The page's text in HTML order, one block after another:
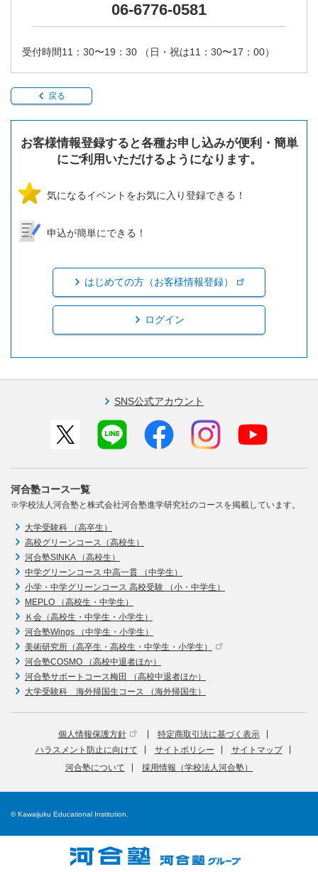
06-6776-0581
受付時間11：30〜19：30 （日・祝は11：30〜17：00）
戻る
お客様情報登録すると各種お申し込みが便利・簡単
にご利用いただけるようになります。
気になるイベントをお気に入り登録できる！
申込が簡単にできる！
はじめての方（お客様情報登録）
ログイン
SNS公式アカウント
河合塾コース一覧
※学校法人河合塾と株式会社河合塾進学研究社のコースを掲載しています。
大学受験科 （高卒生）
高校グリーンコース（高校生）
河合塾SINKA （高校生）
中学グリーンコース 中高一貫 （中学生）
小学・中学グリーンコース 高校受験 （小・中学生）
MEPLO （高校生・中学生）
Ｋ会（高校生・中学生・小学生）
河合塾Wings （中学生・小学生）
美術研究所（高卒生・高校生・中学生・小学生）
河合塾COSMO （高校中退者ほか）
河合塾サポートコース梅田 （高校中退者ほか）
大学受験科 海外帰国生コース （海外帰国生）
個人情報保護方針
特定商取引法に基づく表示
ハラスメント防止に向けて
サイトポリシー
サイトマップ
河合塾について
採用情報（学校法人河合塾）
© Kawaijuku Educational Institution.